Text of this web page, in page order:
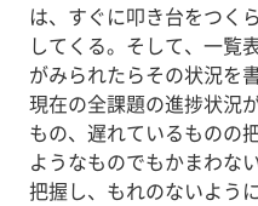
は、すぐに叩き台をつく
してくる。そして、一覧
がみられたらその状況を
現在の全課題の進捗状況
もの、遅れているものの
ようなものでもかまわな
把握し、もれのないよう